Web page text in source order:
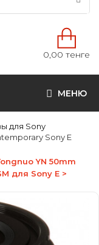
0,00 тенге
МЕНЮ
для Sony
Sony E
YN 50mm
для Sony E >